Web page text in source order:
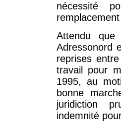
nécessité
Attendu
Adressonord
reprises
travail pour
1995, au
bonne
juridiction
indemnité